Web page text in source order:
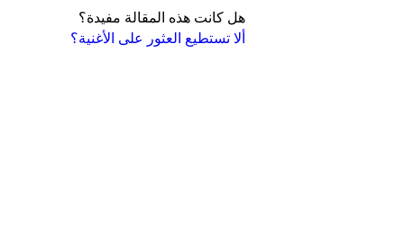
ألا تستطيع العثور على الأغنية؟
هل كانت هذه المقالة مفيدة؟